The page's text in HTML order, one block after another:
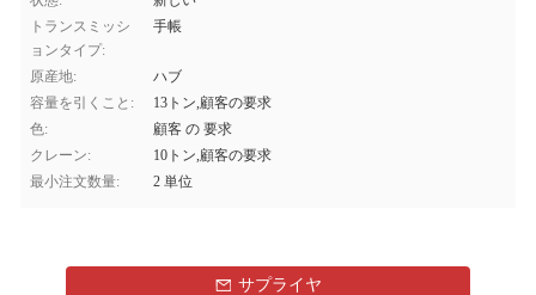
トランスミッシ
ョンタイプ:
手帳
原産地:
ハブ
容量を引くこと:
13トン,顧客の要求
色:
顧客 の 要求
クレーン:
10トン,顧客の要求
最小注文数量:
2 単位
サプライヤ